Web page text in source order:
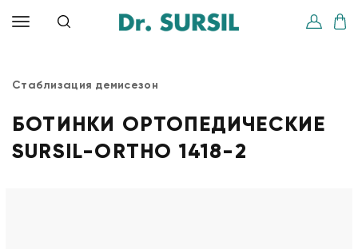
Стаблизация демисезон
БОТИНКИ ОРТОПЕДИЧЕСКИЕ
SURSIL-ORTHO 1418-2